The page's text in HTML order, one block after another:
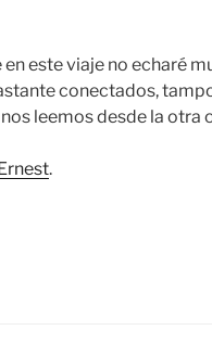
en este viaje no echaré
conectados,
leemos desde la otra
.